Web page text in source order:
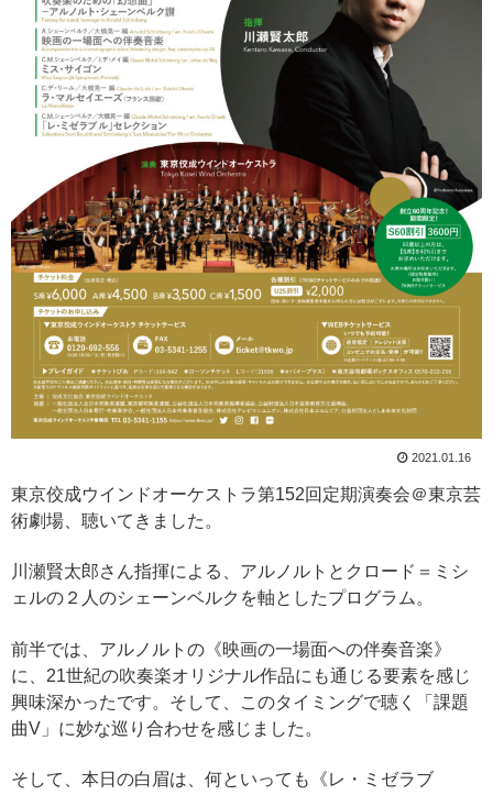
2021.01.16
東京佼成ウインドオーケストラ第152回定期演奏会＠東京芸
術劇場、聴いてきました。
川瀬賢太郎さん指揮による、アルノルトとクロード＝ミシ
ェルの２人のシェーンベルクを軸としたプログラム。
前半では、アルノルトの《映画の一場面への伴奏音楽》
に、21世紀の吹奏楽オリジナル作品にも通じる要素を感じ
興味深かったです。そして、このタイミングで聴く「課題
曲V」に妙な巡り合わせを感じました。
そして、本日の白眉は、何といっても《レ・ミゼラブ